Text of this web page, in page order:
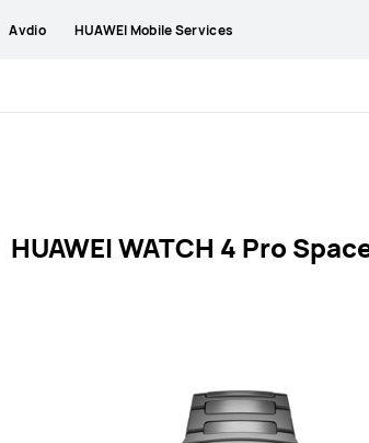
Avdio HUAWEI Mobile Services
HUAWEI WATCH 4 Pro